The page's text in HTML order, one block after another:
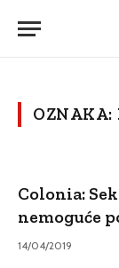
OZNAKA:
Colonia:
nemoguće
14/04/2019